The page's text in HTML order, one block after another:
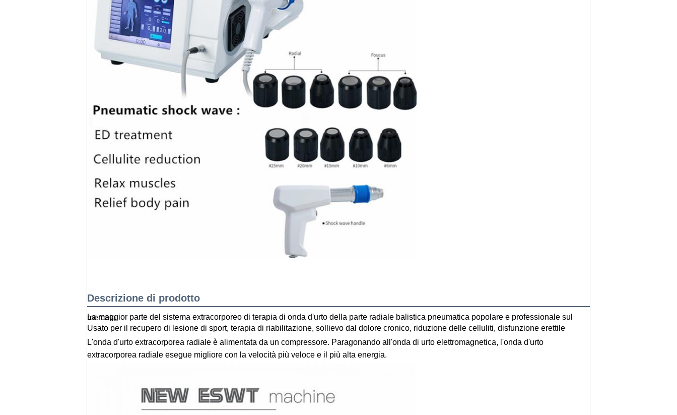
Descrizione di prodotto
La maggior parte del sistema extracorporeo di terapia di onda d'urto della parte radiale balistica pneumatica popolare e professionale sul mercato
Usato per il recupero di lesione di sport, terapia di riabilitazione, sollievo dal dolore cronico, riduzione delle celluliti, disfunzione erettile
L'onda d'urto extracorporea radiale è alimentata da un compressore. Paragonando all'onda di urto elettromagnetica, l'onda d'urto
extracorporea radiale esegue migliore con la velocità più veloce e il più alta energia.